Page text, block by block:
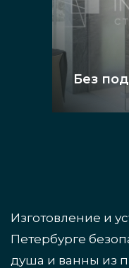
Без
Изготовление и
Петербурге
душа и ванны из